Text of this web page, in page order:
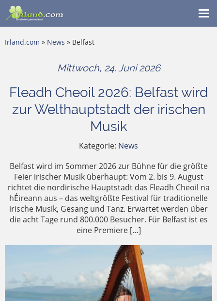
Irland.com » News » Belfast
Mittwoch, 24. Juni 2026
Fleadh Cheoil 2026: Belfast wird
zur Welthauptstadt der irischen
Musik
Kategorie: News
Belfast wird im Sommer 2026 zur Bühne für die größte
Feier irischer Musik überhaupt: Vom 2. bis 9. August
richtet die nordirische Hauptstadt das Fleadh Cheoil na
hÉireann aus – das weltgrößte Festival für traditionelle
irische Musik, Gesang und Tanz. Erwartet werden über
die acht Tage rund 800.000 Besucher. Für Belfast ist es
eine Premiere […]